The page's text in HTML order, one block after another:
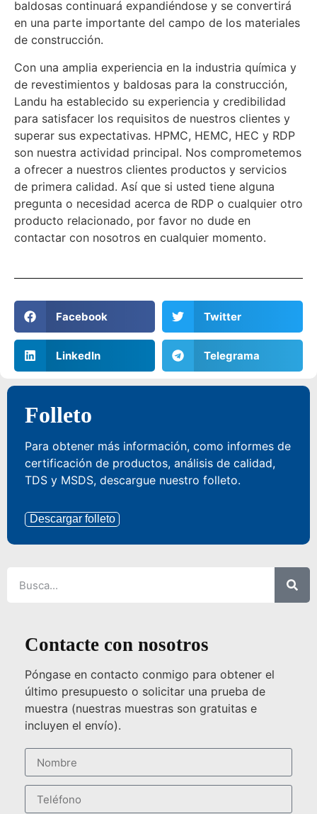
baldosas continuará expandiéndose y se convertirá
en una parte importante del campo de los materiales
de construcción.
Con una amplia experiencia en la industria química y
de revestimientos y baldosas para la construcción,
Landu ha establecido su experiencia y credibilidad
para satisfacer los requisitos de nuestros clientes y
superar sus expectativas. HPMC, HEMC, HEC y RDP
son nuestra actividad principal. Nos comprometemos
a ofrecer a nuestros clientes productos y servicios
de primera calidad. Así que si usted tiene alguna
pregunta o necesidad acerca de RDP o cualquier otro
producto relacionado, por favor no dude en
contactar con nosotros en cualquier momento.
Facebook Twitter
LinkedIn Telegrama
Folleto
Para obtener más información, como informes de
certificación de productos, análisis de calidad,
TDS y MSDS, descargue nuestro folleto.
Descargar folleto
Contacte con nosotros
Póngase en contacto conmigo para obtener el
último presupuesto o solicitar una prueba de
muestra (nuestras muestras son gratuitas e
incluyen el envío).